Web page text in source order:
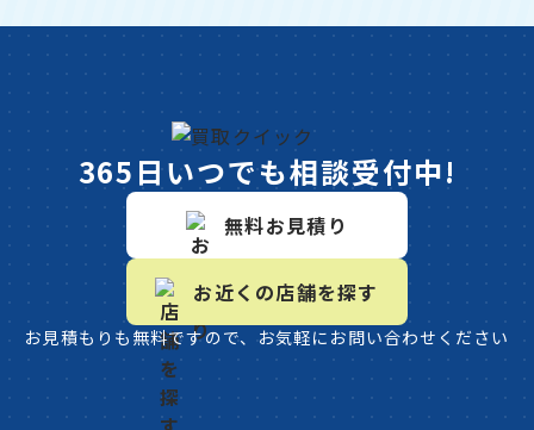
365日いつでも相談受付中!
無料お見積り
お近くの店舗を探す
お見積もりも無料ですので、お気軽にお問い合わせください